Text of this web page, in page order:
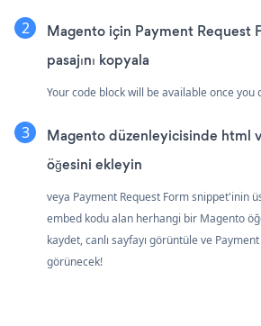
Magento için Payment Request
pasajını kopyala
Your code block will be available once you
Magento düzenleyicisinde html
öğesini ekleyin
veya Payment Request Form snippet'inin
embed kodu alan herhangi bir Magento
kaydet, canlı sayfayı görüntüle ve
görünecek!